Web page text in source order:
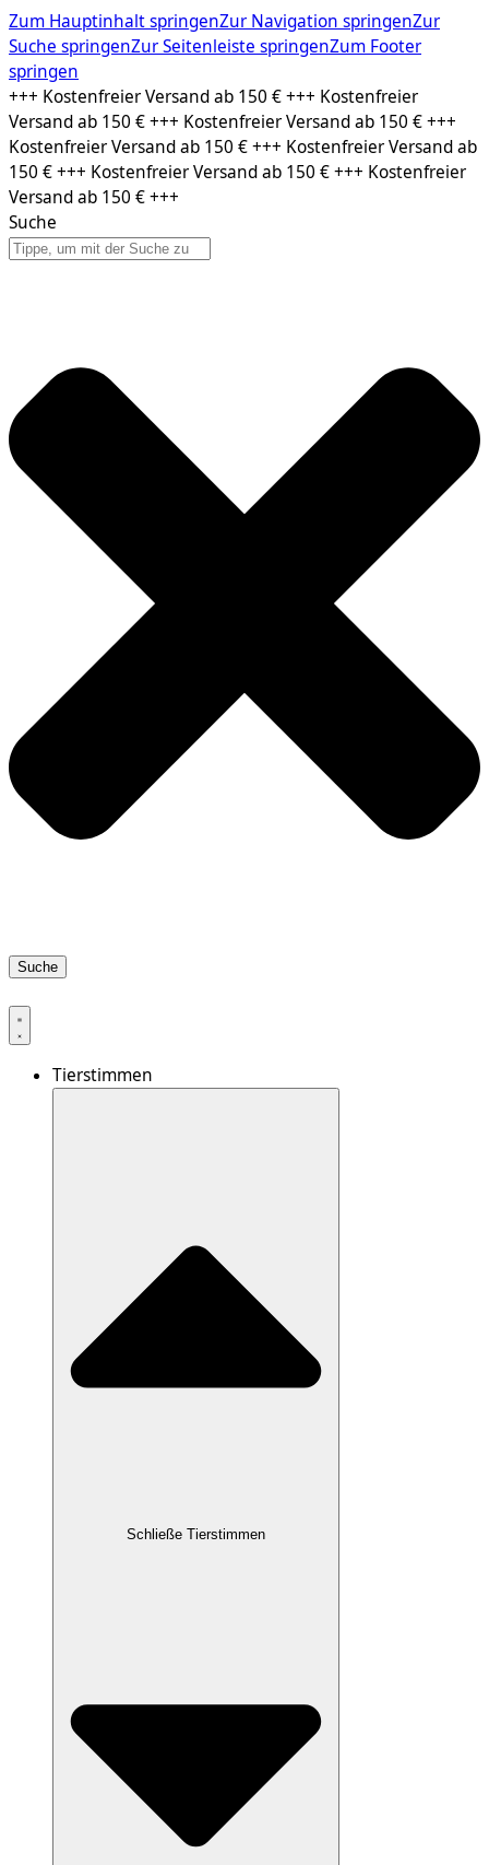
Zum Hauptinhalt springenZur Navigation springenZur
Suche springenZur Seitenleiste springenZum Footer
springen
Zum
Inhalt
springen
+++ Kostenfreier Versand ab 150 € +++ Kostenfreier
Versand ab 150 € +++ Kostenfreier Versand ab 150 € +++
Kostenfreier Versand ab 150 € +++ Kostenfreier Versand ab
150 € +++ Kostenfreier Versand ab 150 € +++ Kostenfreier
Versand ab 150 € +++
Suche
Suche
Tierstimmen
Schließe Tierstimmen